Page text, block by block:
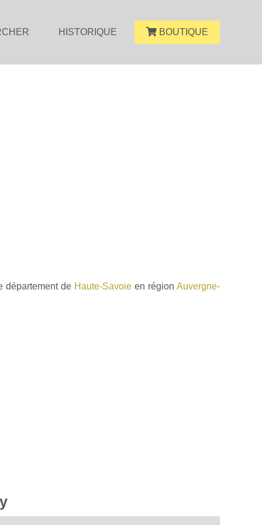
HISTORIQUE BOUTIQUE
département de Haute-Savoie en régionAuvergne-